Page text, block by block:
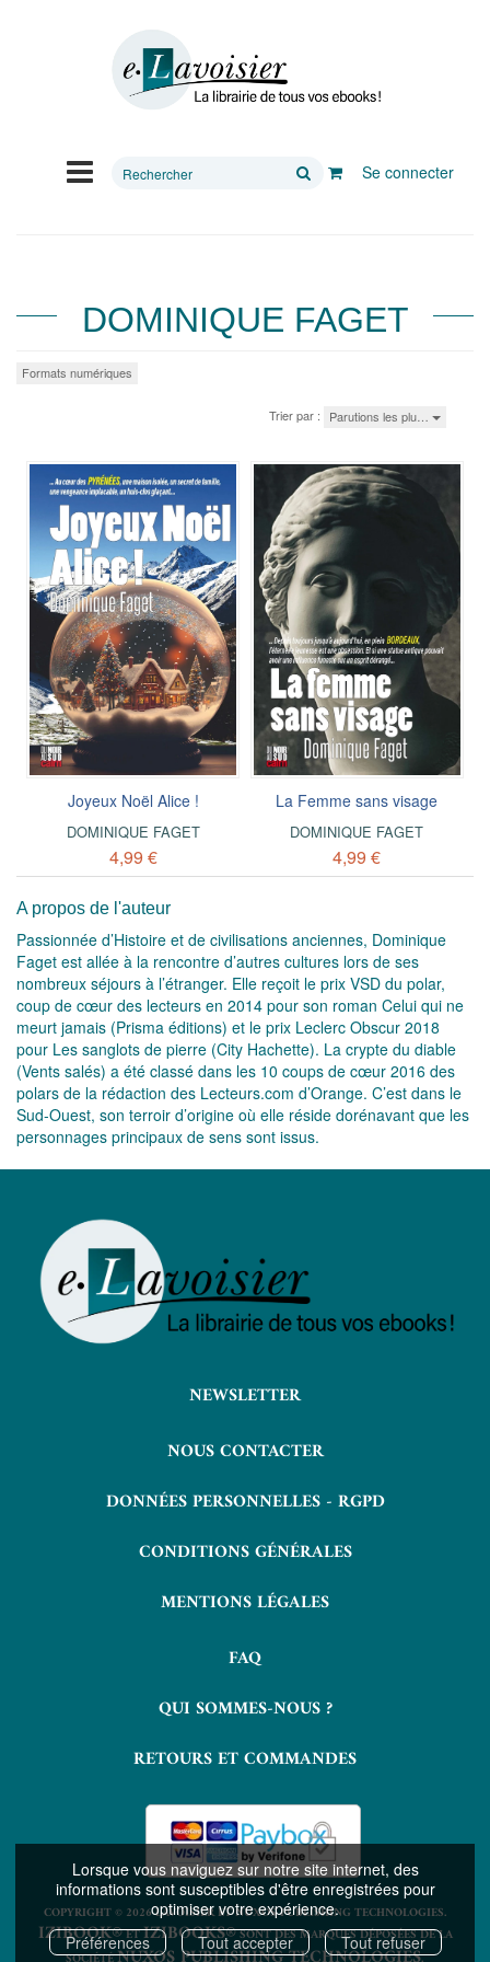
Lorsque vous naviguez sur notre site internet, des
informations sont susceptibles d'être enregistrées pour
optimiser votre expérience.
Préférences
Tout accepter Tout refuser
Rechercher
Se connecter
DOMINIQUE FAGET
Formats numériques
Trier par : Parutions les plu…
Joyeux Noël Alice !
DOMINIQUE FAGET
4,99 €
La Femme sans visage
DOMINIQUE FAGET
4,99 €
A propos de l'auteur
Passionnée d’Histoire et de civilisations anciennes, Dominique
Faget est allée à la rencontre d’autres cultures lors de ses
nombreux séjours à l’étranger. Elle reçoit le prix VSD du polar,
coup de cœur des lecteurs en 2014 pour son roman Celui qui ne
meurt jamais (Prisma éditions) et le prix Leclerc Obscur 2018
pour Les sanglots de pierre (City Hachette). La crypte du diable
(Vents salés) a été classé dans les 10 coups de cœur 2016 des
polars de la rédaction des Lecteurs.com d’Orange. C’est dans le
Sud-Ouest, son terroir d’origine où elle réside dorénavant que les
personnages principaux de sens sont issus.
NEWSLETTER
NOUS CONTACTER
DONNÉES PERSONNELLES - RGPD
CONDITIONS GÉNÉRALES
MENTIONS LÉGALES
FAQ
QUI SOMMES-NOUS ?
RETOURS ET COMMANDES
COPYRIGHT © 2026 LAVOISIER ET NUXOS PUBLISHING TECHNOLOGIES.
IZIBOOK®ETIZIBOOKS®SONT DES MARQUES DÉPOSÉES DE LA